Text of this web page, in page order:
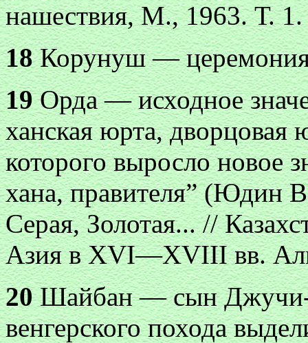
нашествия, М., 1963. Т.
18Корунуш — церемония
19Орда — исходное
ханская юрта, дворцовая
которого выросло новое
хана, правителя” (Юдин
Серая, Золотая... //
Азия в XVI—XVIII вв.
20Шайбан — сын Джучи-
венгерского похода